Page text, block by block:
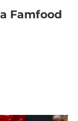
Famfood